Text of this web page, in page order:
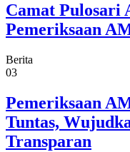
Camat Pulosari
Pemeriksaan
Berita
03
Pemeriksaan
Tuntas,
Transparan